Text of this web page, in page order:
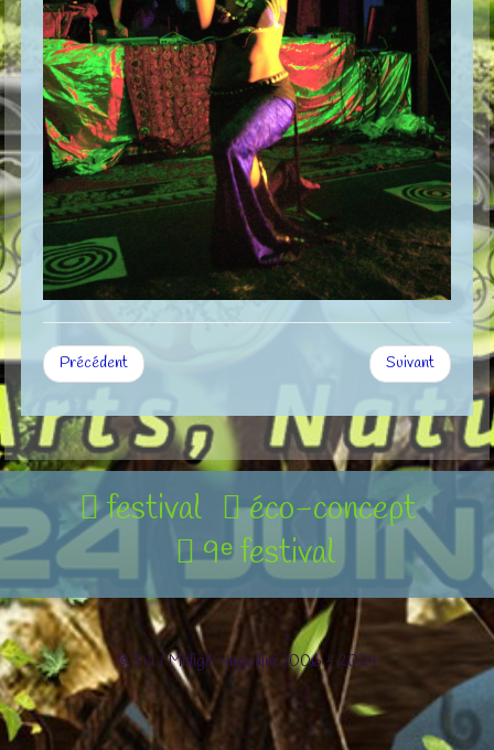
Précédent Suivant
festival
éco-concept
9ᵉ festival
© 3+1 / Midigit • Inguilim 2006 - 2024